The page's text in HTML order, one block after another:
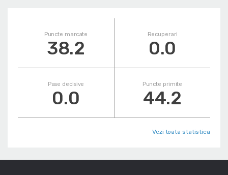
Puncte marcate
38.2
Recuperari
0.0
Pase decisive
0.0
Puncte primite
44.2
Vezi toata statistica